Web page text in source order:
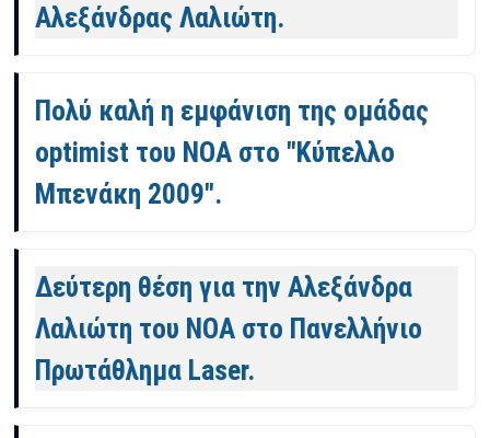
Αλεξάνδρας Λαλιώτη.
Πολύ καλή η εμφάνιση της ομάδας
optimist του ΝΟΑ στο "Κύπελλο
Μπενάκη 2009".
Δεύτερη θέση για την Αλεξάνδρα
Λαλιώτη του ΝΟΑ στο Πανελλήνιο
Πρωτάθλημα Laser.